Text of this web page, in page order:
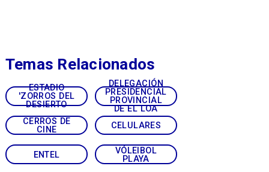
ESTADIO
'ZORROS DEL
DESIERTO
DELEGACIÓN
PRESIDENCIAL
PROVINCIAL
DE EL LOA
CERROS DE
CINE
CELULARES
ENTEL
VÓLEIBOL
PLAYA
Temas Relacionados